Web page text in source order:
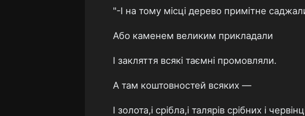
"-І на тому місці дерево примітне
Або каменем великим прикладали
І закляття всякі таємні промовляли.
А там коштовностей всяких —
І золота,і срібла,і талярів срібних і